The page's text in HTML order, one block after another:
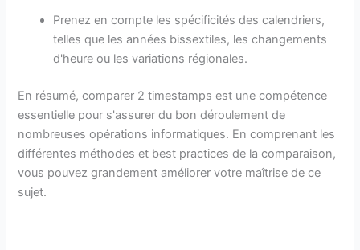
Prenez en compte les spécificités des calendriers,
telles que les années bissextiles, les changements
d'heure ou les variations régionales.
En résumé, comparer 2 timestamps est une compétence
essentielle pour s'assurer du bon déroulement de
nombreuses opérations informatiques. En comprenant les
différentes méthodes et best practices de la comparaison,
vous pouvez grandement améliorer votre maîtrise de ce
sujet.